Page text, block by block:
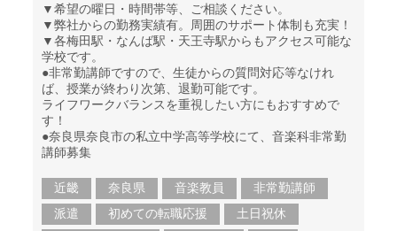
▼希望の曜日・時間帯等、ご相談ください。
▼弊社からの勤務実績有。周囲のサポート体制も充実！
▼各梅田駅・なんば駅・天王寺駅からもアクセス可能な
学校です。
●非常勤講師ですので、生徒からの質問対応等なけれ
ば、授業が終わり次第、退勤可能です。
ライフワークバランスを重視したい方にもおすすめで
す！
●奈良県奈良市の私立中学高等学校にて、音楽科非常勤
講師募集
近畿 奈良県 音楽教員
非常勤講師
派遣
初めての転職応援
土日祝休